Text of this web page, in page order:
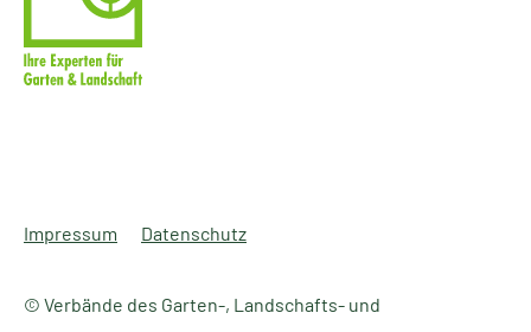
© Verbände des Garten-, Landschafts- und
Impressum Datenschutz